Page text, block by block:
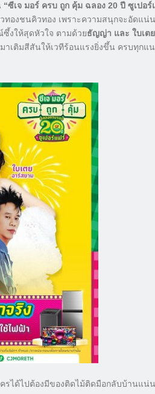
“ซีเจ มอร์ ครบ ถูก คุ้ม ฉลอง 20 ปี ซูเปอร์
ทองชนคิวทอง เพราะความสนุกจะอัดแน่
งให้สุดหัวใจ ตามด้วยธัญญ่า และ ใบเต
าเติมสีสันให้เวทีร้อนแรงยิ่งขึ้น ครบทุกแ
รได้ไปต้องมีของติดไม้ติดมือกลับบ้านแน่